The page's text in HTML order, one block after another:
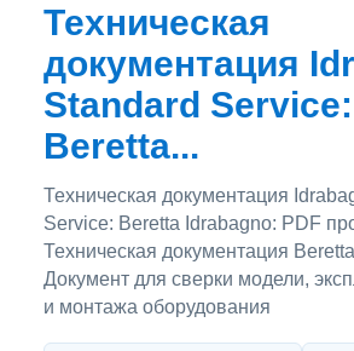
Техническая
документация
Standard Service:
Beretta...
Техническая документация
Service: Beretta Idrabagno: PDF
Техническая документация
Документ для сверки модели,
и монтажа оборудования